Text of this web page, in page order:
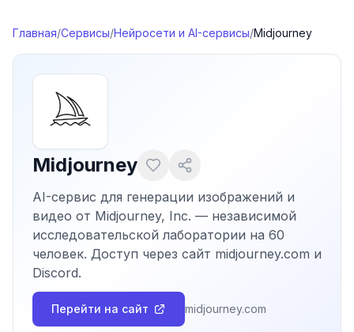
Главная/Сервисы/Нейросети и AI-сервисы/Midjourney
Midjourney
AI-сервис для генерации изображений и
видео от Midjourney, Inc. — независимой
исследовательской лаборатории на 60
человек. Доступ через сайт midjourney.com и
Discord.
Перейти на сайт midjourney.com